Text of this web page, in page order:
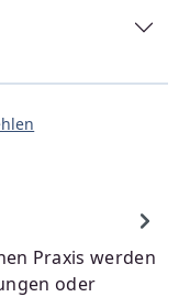
Praxis werden
oder